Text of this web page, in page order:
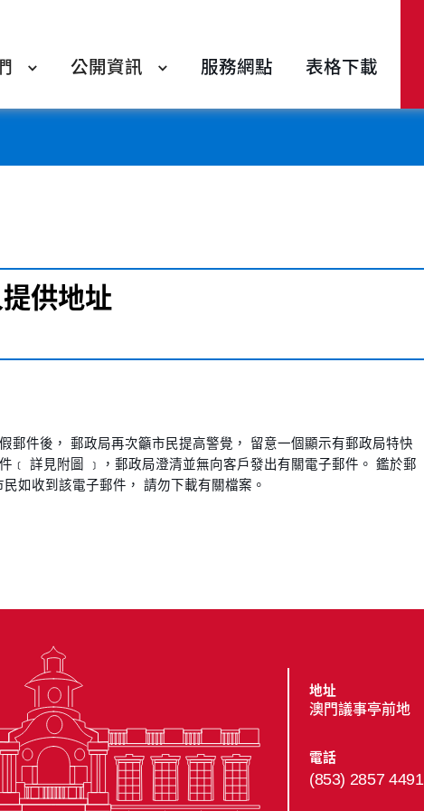
公開資訊 服務網點 表格下載
供地址
郵件後， 郵政局再次籲市民提高警覺， 留意一個顯示有郵政局特快
﹝ 詳見附圖 ﹞，郵政局澄清並無向客戶發出有關電子郵件。 鑑於郵
如收到該電子郵件， 請勿下載有關檔案。
地址
澳門議事亭前地
電話
(853) 2857 4491